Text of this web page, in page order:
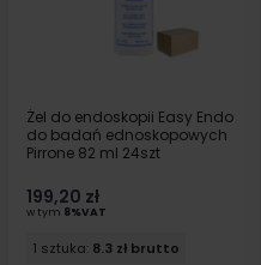
Żel do endoskopii Easy Endo
do badań ednoskopowych
Pirrone 82 ml 24szt
199,20 zł
w tym 8%VAT
1 sztuka: 8.3 zł brutto